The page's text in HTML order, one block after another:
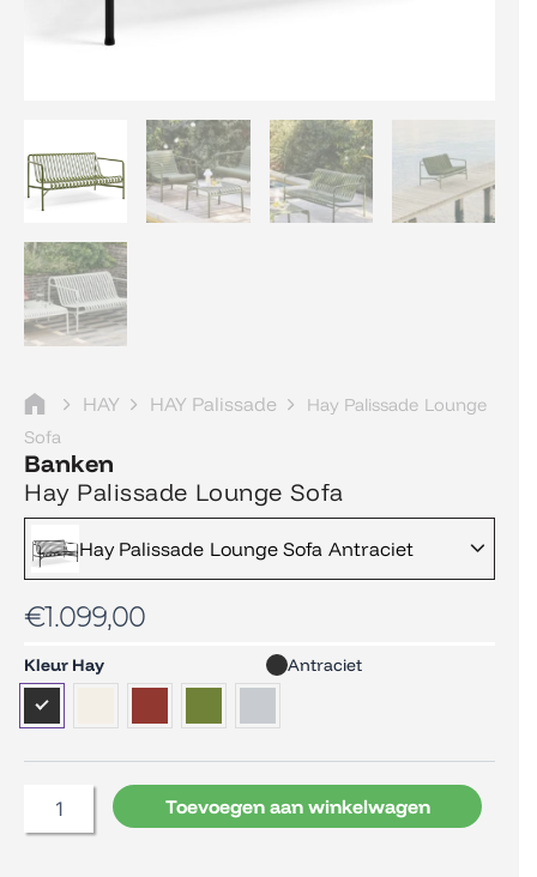
HAY HAY Palissade
Hay Palissade Lounge
Sofa
Banken
Hay Palissade Lounge Sofa
Hay Palissade Lounge Sofa Antraciet
€1.099,00
Kleur Hay Antraciet
Hay
Palissade
Lounge
Sofa
aantal
Toevoegen aan winkelwagen